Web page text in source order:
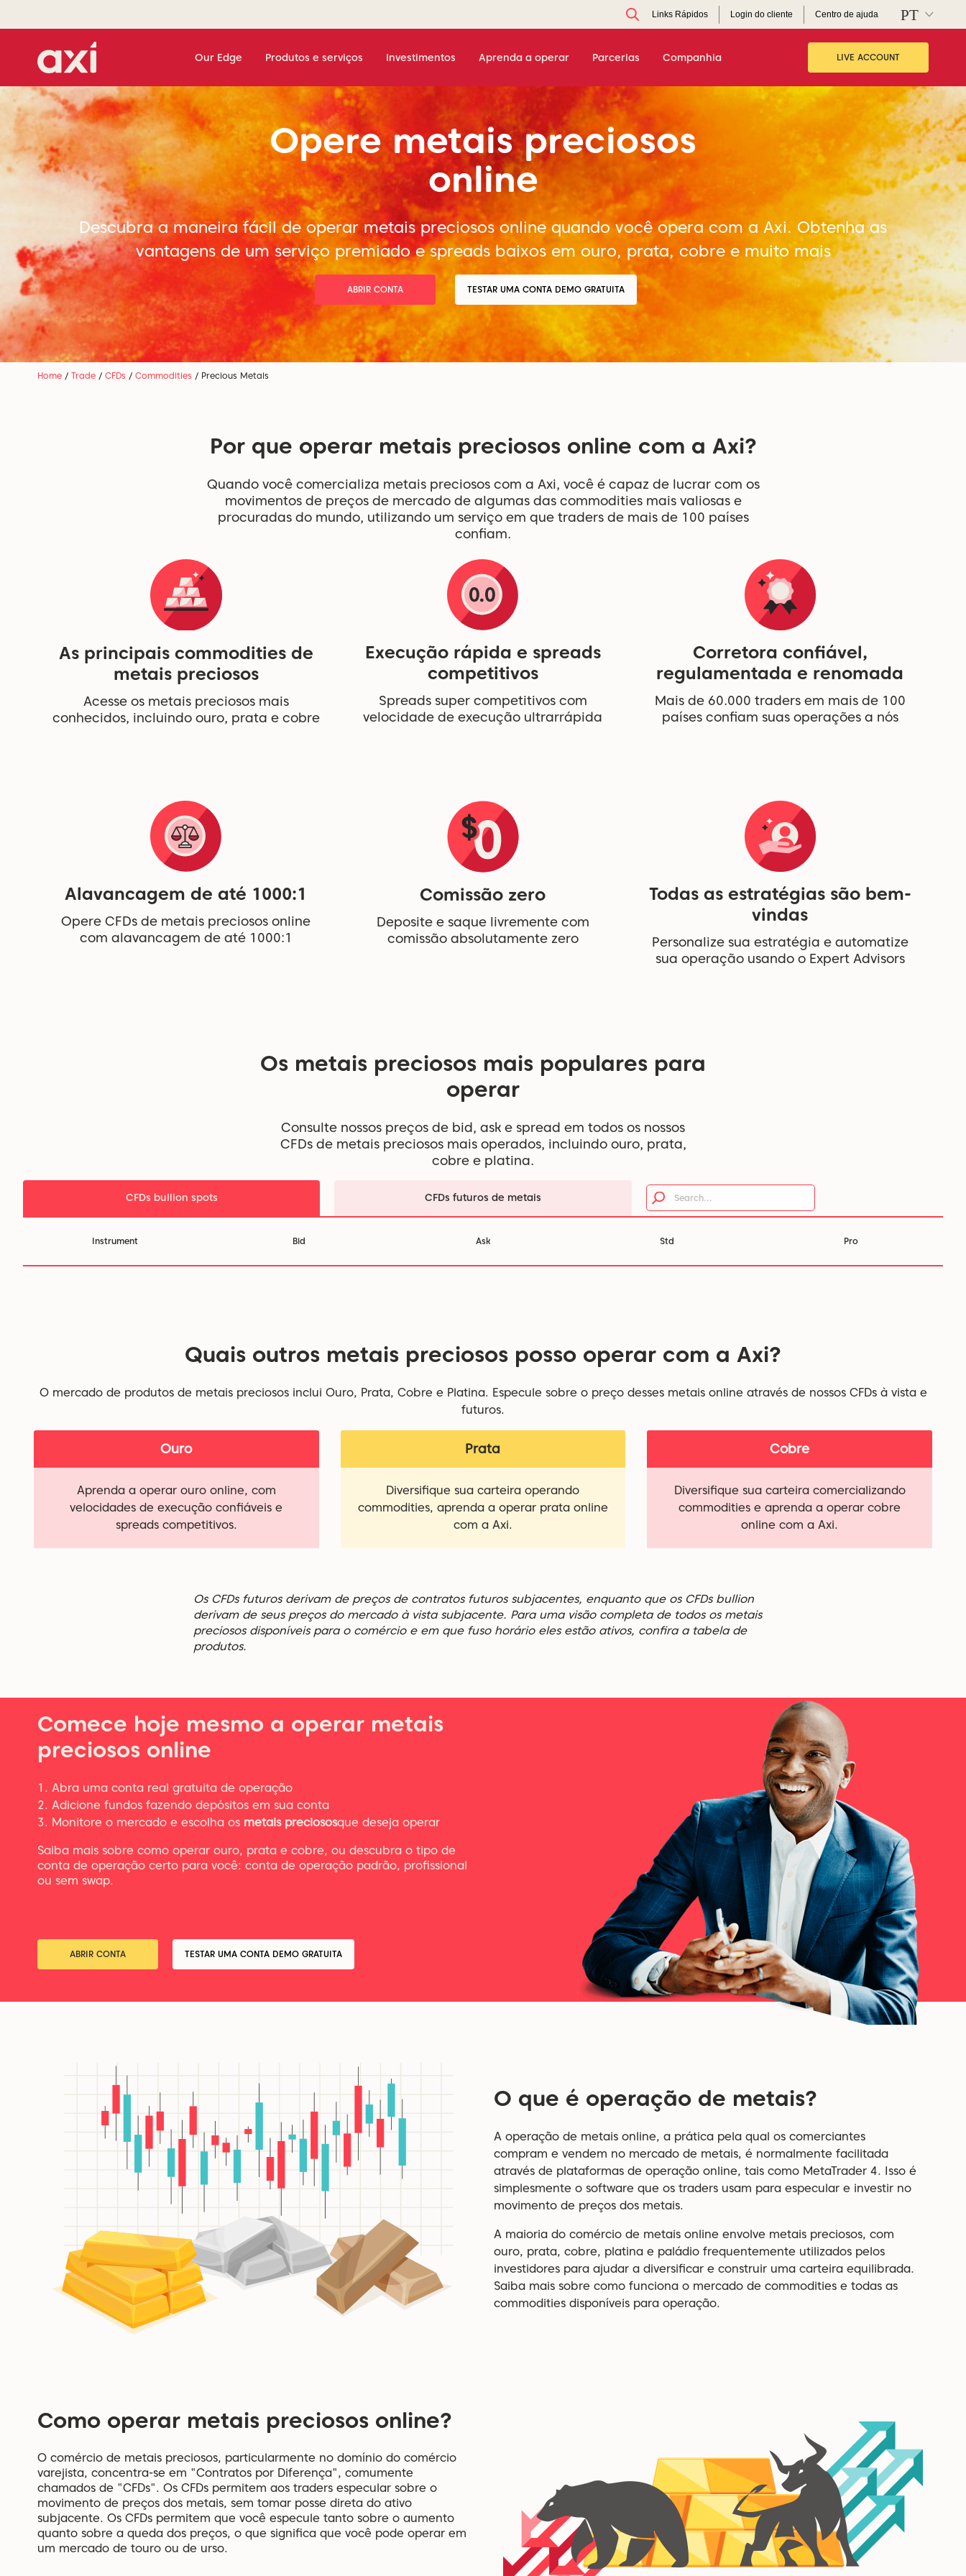
Links Rápidos Login do cliente Centro de ajuda
Our Edge Produtos e serviços Investimentos Aprenda a operar Parcerias Companhia LIVE ACCOUNT
Opere metais preciosos
online
Descubra a maneira fácil de operar metais preciosos online quando você opera com a Axi. Obtenha as
vantagens de um serviço premiado e spreads baixos em ouro, prata, cobre e muito mais
ABRIR CONTA TESTAR UMA CONTA DEMO GRATUITA
Home / Trade / CFDs / Commodities / Precious Metals
Por que operar metais preciosos online com a Axi?
Quando você comercializa metais preciosos com a Axi, você é capaz de lucrar com os
movimentos de preços de mercado de algumas das commodities mais valiosas e
procuradas do mundo, utilizando um serviço em que traders de mais de 100 países
confiam.
As principais commodities de
metais preciosos
Acesse os metais preciosos mais
conhecidos, incluindo ouro, prata e cobre
Execução rápida e spreads
competitivos
Spreads super competitivos com
velocidade de execução ultrarrápida
Corretora confiável,
regulamentada e renomada
Mais de 60.000 traders em mais de 100
países confiam suas operações a nós
Alavancagem de até 1000:1
Opere CFDs de metais preciosos online
com alavancagem de até 1000:1
Comissão zero
Deposite e saque livremente com
comissão absolutamente zero
Todas as estratégias são bem-
vindas
Personalize sua estratégia e automatize
sua operação usando o Expert Advisors
Os metais preciosos mais populares para
operar
Consulte nossos preços de bid, ask e spread em todos os nossos
CFDs de metais preciosos mais operados, incluindo ouro, prata,
cobre e platina.
CFDs bullion spots CFDs futuros de metais
Instrument Bid Ask Std Pro
Quais outros metais preciosos posso operar com a Axi?
O mercado de produtos de metais preciosos inclui Ouro, Prata, Cobre e Platina. Especule sobre o preço desses metais online através de nossos CFDs à vista e
futuros.
Ouro
Aprenda a operar ouro online, com
velocidades de execução confiáveis e
spreads competitivos.
Prata
Diversifique sua carteira operando
commodities, aprenda a operar prata online
com a Axi.
Cobre
Diversifique sua carteira comercializando
commodities e aprenda a operar cobre
online com a Axi.
Os CFDs futuros derivam de preços de contratos futuros subjacentes, enquanto que os CFDs bullion
derivam de seus preços do mercado à vista subjacente. Para uma visão completa de todos os metais
preciosos disponíveis para o comércio e em que fuso horário eles estão ativos, confira a tabela de
produtos.
Comece hoje mesmo a operar metais
preciosos online
Abra uma conta real gratuita de operação
Adicione fundos fazendo depósitos em sua conta
Monitore o mercado e escolha os metais preciososque deseja operar
Saiba mais sobre como operar ouro, prata e cobre, ou descubra o tipo de
conta de operação certo para você: conta de operação padrão, profissional
ou sem swap.
ABRIR CONTA TESTAR UMA CONTA DEMO GRATUITA
O que é operação de metais?
A operação de metais online, a prática pela qual os comerciantes
compram e vendem no mercado de metais, é normalmente facilitada
através de plataformas de operação online, tais como MetaTrader 4. Isso é
simplesmente o software que os traders usam para especular e investir no
movimento de preços dos metais.
A maioria do comércio de metais online envolve metais preciosos, com
ouro, prata, cobre, platina e paládio frequentemente utilizados pelos
investidores para ajudar a diversificar e construir uma carteira equilibrada.
Saiba mais sobre como funciona o mercado de commodities e todas as
commodities disponíveis para operação.
Como operar metais preciosos online?
O comércio de metais preciosos, particularmente no domínio do comércio
varejista, concentra-se em "Contratos por Diferença", comumente
chamados de "CFDs". Os CFDs permitem aos traders especular sobre o
movimento de preços dos metais, sem tomar posse direta do ativo
subjacente. Os CFDs permitem que você especule tanto sobre o aumento
quanto sobre a queda dos preços, o que significa que você pode operar em
um mercado de touro ou de urso.